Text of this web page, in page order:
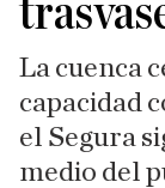
La cuenca
capacidad
el Segura
medio del